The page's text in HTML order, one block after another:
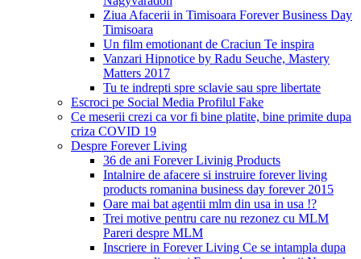
Ziua Afacerii in Timisoara Forever Business Day
Timisoara
Un film emotionant de Craciun Te inspira
Vanzari Hipnotice by Radu Seuche, Mastery
Matters 2017
Tu te indrepti spre sclavie sau spre libertate
Escroci pe Social Media Profilul Fake
Ce meserii crezi ca vor fi bine platite, bine primite dupa
criza COVID 19
Despre Forever Living
36 de ani Forever Livinig Products
Intalnire de afacere si instruire forever living
products romanina business day forever 2015
Oare mai bat agentii mlm din usa in usa !?
Trei motive pentru care nu rezonez cu MLM
Pareri despre MLM
Inscriere in Forever Living Ce se intampla dupa